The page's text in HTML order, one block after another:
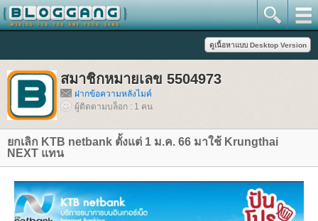
สมาชิกหมายเลข 5504973
ฝากข้อความหลังไมค์
ผู้ติดตามบล็อก : 1 คน
กเลิก KTB netbank ตั้งแต่ 1 ม.ค. 66 มาใช้ Krungthai
NEXT แทน